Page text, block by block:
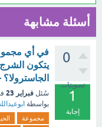
أسئلة مشابهة
0
تصويتات
1
إجابة
في أي
يتكون
سُئل فبراير 23
بواسطة
مجموعة